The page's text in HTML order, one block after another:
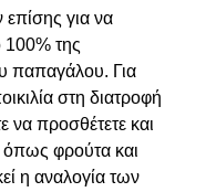
επίσης για να
100% της
παπαγάλου. Για
στη διατροφή
να προσθέτετε και
όπως φρούτα και
η αναλογία των